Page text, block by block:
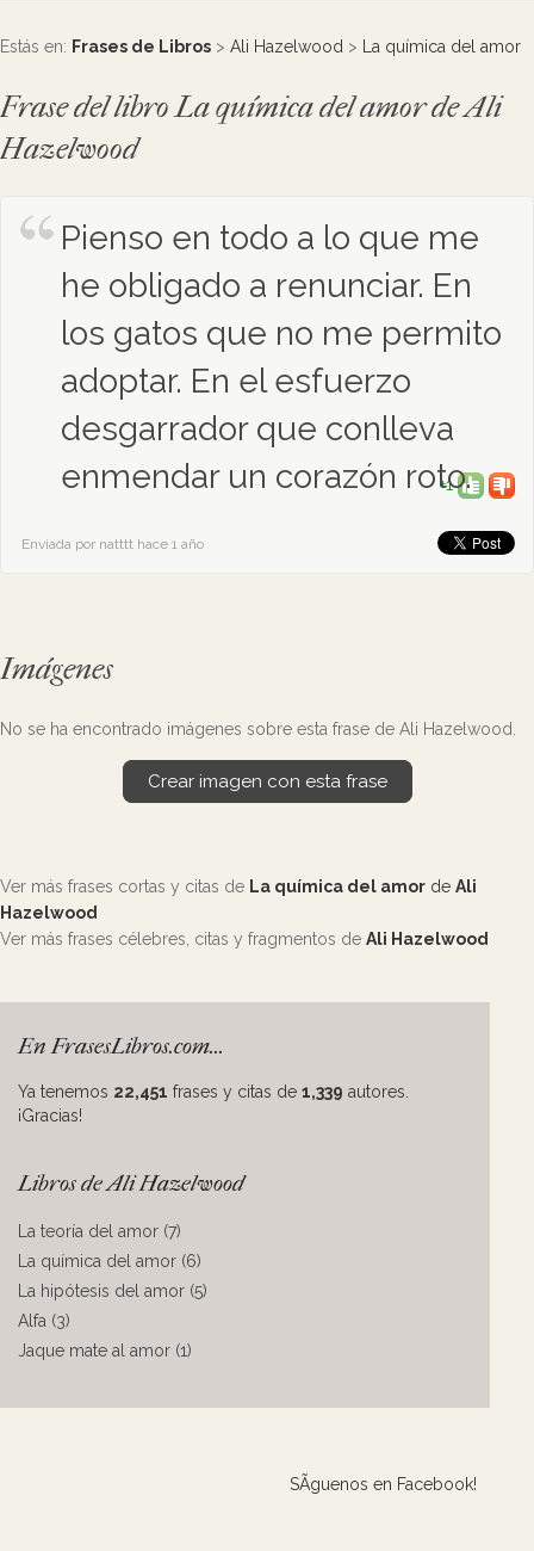
Estás en: Frases de Libros > Ali Hazelwood > La química del amor
Frase del libro La química del amor de Ali
Hazelwood
Pienso en todo a lo que me
he obligado a renunciar. En
los gatos que no me permito
adoptar. En el esfuerzo
desgarrador que conlleva
enmendar un corazón roto.
+1
Enviada por natttt hace 1 año
Imágenes
No se ha encontrado imágenes sobre esta frase de Ali Hazelwood.
Crear imagen con esta frase
Ver más frases cortas y citas de La química del amor de Ali
Hazelwood
Ver más frases célebres, citas y fragmentos de Ali Hazelwood
En FrasesLibros.com...
Ya tenemos 22,451 frases y citas de 1,339 autores.
¡Gracias!
Libros de Ali Hazelwood
La teoría del amor (7)
La química del amor (6)
La hipótesis del amor (5)
Alfa (3)
Jaque mate al amor (1)
SÃ­guenos en Facebook!